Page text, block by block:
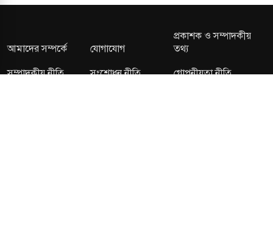
আমাদের সম্পর্কে যোগাযোগ
প্রকাশক ও সম্পাদকীয়
তথ্য
সম্পাদকীয় নীতি
সংশোধন নীতি গোপনীয়তা নীতি